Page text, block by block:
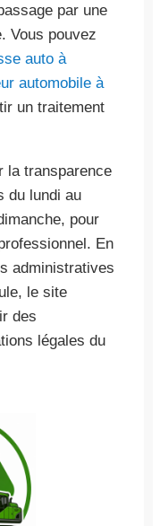
par une
Vous pouvez
auto à
automobile à
un traitement
la transparence
du lundi au
pour
En
administratives
le site
des
légales du